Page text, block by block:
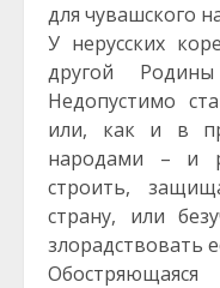
для чувашского
У нерусских
другой
Недопустимо
или, как и в
народами – и
строить,
страну, или
злорадствовать